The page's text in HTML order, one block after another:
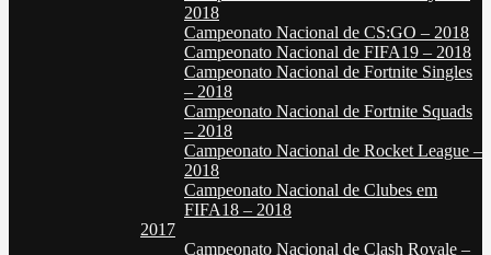
2018
Campeonato Nacional de CS:GO – 2018
Campeonato Nacional de FIFA19 – 2018
Campeonato Nacional de Fortnite Singles
– 2018
Campeonato Nacional de Fortnite Squads
– 2018
Campeonato Nacional de Rocket League –
2018
Campeonato Nacional de Clubes em
FIFA18 – 2018
2017
Campeonato Nacional de Clash Royale –